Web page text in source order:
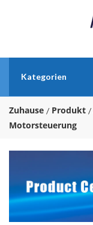
Kategorien
Zuhause Produkt
Motorsteuerung